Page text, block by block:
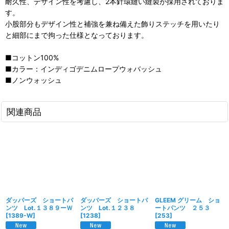
す。
小股部分もデザイン性と補強を兼ね備えた飾りステッチを用いたり
と細部にまで拘った仕様となっております。
■コットン100%
■カラー：インディゴデニムロープウォバッシュ
■ノンウォッシュ
関連商品
ダッパーズ ショートパ
ンツ Lot.１３８９ーＷ
[1389-W]
ダッパーズ ショートパ
ンツ Lot.１２３８
[1238]
GLEEM グリーム ショ
ートパンツ ２５３
[253]